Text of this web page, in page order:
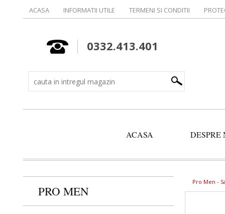
ACASA INFORMATII UTILE TERMENI SI CONDITII
0332.413.401
ACASA DESPRE
Pro Men -
PRO MEN